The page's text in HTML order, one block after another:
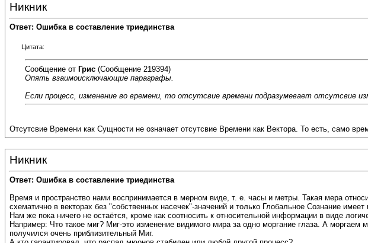
Никник
Ответ: Ошибка в составление триединства
Цитата:
Сообщение от Грис (Сообщение 219394)
Опять взаимоисключающие параграфы.
Если процесс, изменение во времени, то отсутсвие времени подразумевает отсутсвие
Отсутсвие Времени как Сущности не означает отсутсвие Времени как Вектора. То есть, само
Никник
Ответ: Ошибка в составление триединства
Время и пространство нами воспринимается в мерном виде, т. е. часы и метры. Такая мера
схематично в векторах без "собственных насечек"-значений и только Глобальное Сознание
Нам же пока ничего не остаётся, кроме как соотносить к относительной информации в виде
Например: Что такое миг? Миг-это изменение видимого мира за одно моргание глаза. А
получился очень приблизительный Миг.